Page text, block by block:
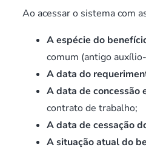
Ao acessar o sistema com
A espécie do
comum (antigo
A data do
A data de concessão
contrato de trabalho;
A data de cessação
A situação atual do